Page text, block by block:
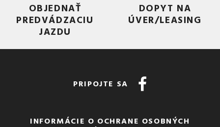
OBJEDNAŤ
PREDVÁDZACIU
JAZDU
DOPYT NA
ÚVER/LEASING
PRIPOJTE SA
INFORMÁCIE O OCHRANE OSOBNÝCH